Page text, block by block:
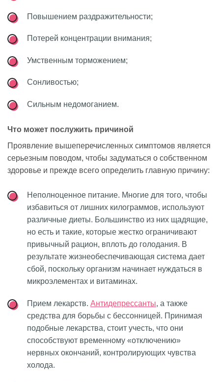
Повышением раздражительности;
Потерей концентрации внимания;
Умственным торможением;
Сонливостью;
Сильным недомоганием.
Что может послужить причиной
Проявление вышеперечисленных симптомов является
серьезным поводом, чтобы задуматься о собственном
здоровье и прежде всего определить главную причину:
Неполноценное питание. Многие для того, чтобы
избавиться от лишних килограммов, используют
различные диеты. Большинство из них щадящие,
но есть и такие, которые жестко ограничивают
привычный рацион, вплоть до голодания. В
результате жизнеобеспечивающая система дает
сбой, поскольку организм начинает нуждаться в
микроэлементах и витаминах.
Прием лекарств. Антидепрессанты, а также
средства для борьбы с бессонницей. Принимая
подобные лекарства, стоит учесть, что они
способствуют временному «отключению»
нервных окончаний, контролирующих чувства
холода.